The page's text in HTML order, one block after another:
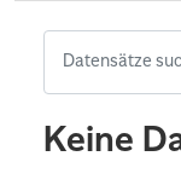
Keine